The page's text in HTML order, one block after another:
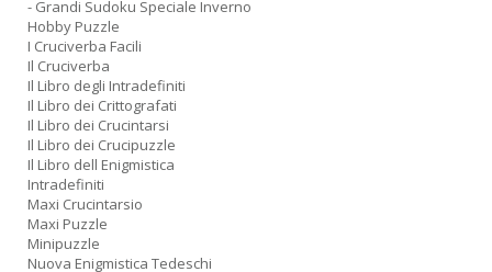
- Grandi Sudoku Speciale Inverno
Hobby Puzzle
I Cruciverba Facili
Il Cruciverba
Il Libro degli Intradefiniti
Il Libro dei Crittografati
Il Libro dei Crucintarsi
Il Libro dei Crucipuzzle
Il Libro dell Enigmistica
Intradefiniti
Maxi Crucintarsio
Maxi Puzzle
Minipuzzle
Nuova Enigmistica Tedeschi